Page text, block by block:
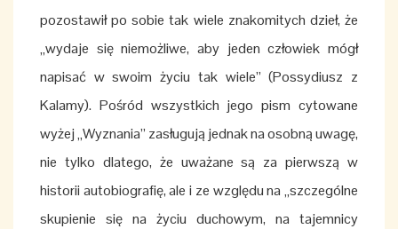
pozostawił po sobie tak wiele znakomitych dzieł, że
„wydaje się niemożliwe, aby jeden człowiek mógł
napisać w swoim życiu tak wiele” (Possydiusz z
Kalamy). Pośród wszystkich jego pism cytowane
wyżej „Wyznania” zasługują jednak na osobną uwagę,
nie tylko dlatego, że uważane są za pierwszą w
historii autobiografię, ale i ze względu na „szczególne
skupienie się na życiu duchowym, na tajemnicy